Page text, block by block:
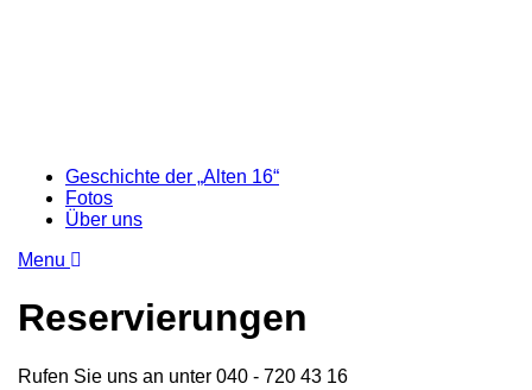
Geschichte der „Alten 16“
Fotos
Über uns
Menu
Reservierungen
Rufen Sie uns an unter 040 - 720 43 16